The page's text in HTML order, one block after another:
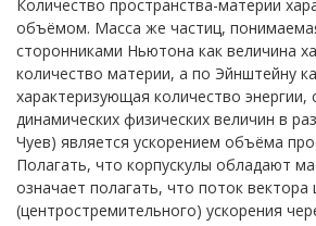
Количество пространства-материи
объёмом. Масса же частиц,
сторонниками Ньютона как величина
количество материи, а по Эйнштейну
характеризующая количество энергии,
динамических физических величин в
Чуев) является ускорением объёма
Полагать, что корпускулы обладают
означает полагать, что поток
(центростремительного) ускорения